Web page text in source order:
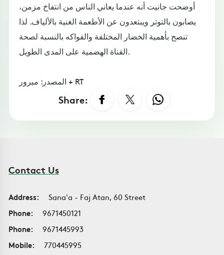
أوضحت جانيت أنه عندما يعاني الناس من انتفاخ مزمن،
يصابون بالتوتر ويبتعدون عن الأطعمة الغنية بالألياف. لذا
تنصح بأهمية الخضار المختلفة والفواكه بالنسبة لصحة
القناة الهضمية على المدى الطويل.
المصدر: ميرور + RT
Share:
Contact Us
Address:
Sana'a - Faj Atan, 60 Street
Phone:
9671450121
Phone:
9671445993
Mobile:
770445995